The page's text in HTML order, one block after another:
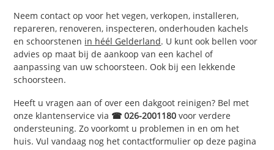
Neem contact op voor het vegen, verkopen, installeren,
repareren, renoveren, inspecteren, onderhouden kachels
en schoorstenen in héél Gelderland. U kunt ook bellen voor
advies op maat bij de aankoop van een kachel of
aanpassing van uw schoorsteen. Ook bij een lekkende
schoorsteen.
Heeft u vragen aan of over een dakgoot reinigen? Bel met
onze klantenservice via ☎ 026-2001180 voor verdere
ondersteuning. Zo voorkomt u problemen in en om het
huis. Vul vandaag nog het contactformulier op deze pagina